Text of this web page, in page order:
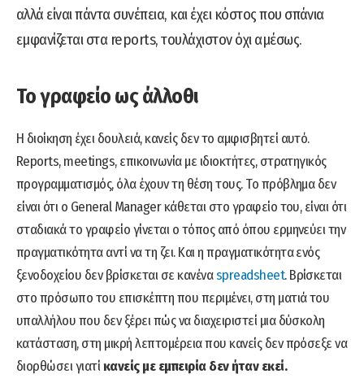
αλλά είναι πάντα συνέπεια, και έχει κόστος που σπάνια
εμφανίζεται στα reports, τουλάχιστον όχι αμέσως.
Το γραφείο ως άλλοθι
Η διοίκηση έχει δουλειά, κανείς δεν το αμφισβητεί αυτό.
Reports, meetings, επικοινωνία με ιδιοκτήτες, στρατηγικός
προγραμματισμός, όλα έχουν τη θέση τους. Το πρόβλημα δεν
είναι ότι ο General Manager κάθεται στο γραφείο του, είναι ότι
σταδιακά το γραφείο γίνεται ο τόπος από όπου ερμηνεύει την
πραγματικότητα αντί να τη ζει. Και η πραγματικότητα ενός
ξενοδοχείου δεν βρίσκεται σε κανέναspreadsheet. Βρίσκεται
στο πρόσωπο του επισκέπτη που περιμένει, στη ματιά του
υπαλλήλου που δεν ξέρει πώς να διαχειριστεί μια δύσκολη
κατάσταση, στη μικρή λεπτομέρεια που κανείς δεν πρόσεξε να
διορθώσει γιατίκανείς με εμπειρία δεν ήταν εκεί.